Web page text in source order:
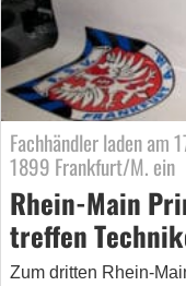
Fachhändler laden am
1899 Frankfurt/M. ein
Rhein-Main
treffen
Zum dritten Rhein-